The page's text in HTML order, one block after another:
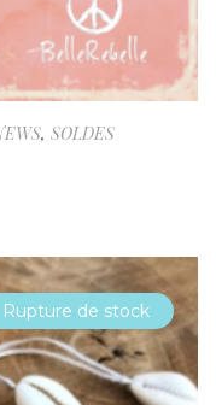
, SOLDES
Rupture de stock